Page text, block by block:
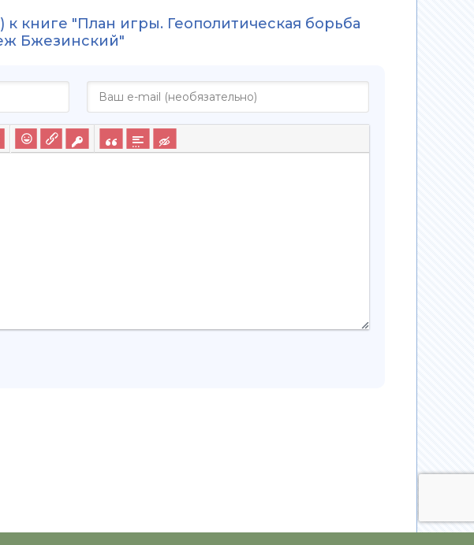
книге "План игры. Геополитическая борьба
Бжезинский"